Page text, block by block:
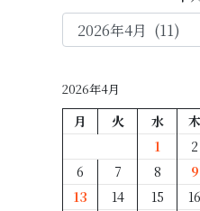
年
2026年4月
月 火 水 木
1
2
6
7 8 9
13
14 15 16